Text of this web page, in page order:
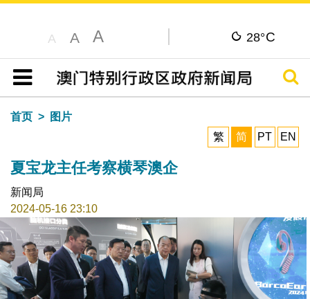
A A A 28°C
目录
搜寻
首页
图片
繁
简 PT EN
夏宝龙主任考察横琴澳企
新闻局
2024-05-16 23:10